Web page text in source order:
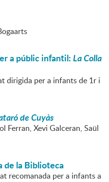
a públic infantil:La Colla
dirigida per a infants de 1r i
de Cuyàs
Ferran, Xevi Galceran, Saül
de la Biblioteca
recomanada per a infants a